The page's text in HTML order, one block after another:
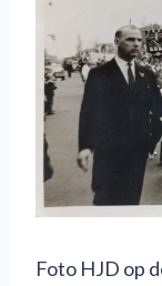
Foto HJD op